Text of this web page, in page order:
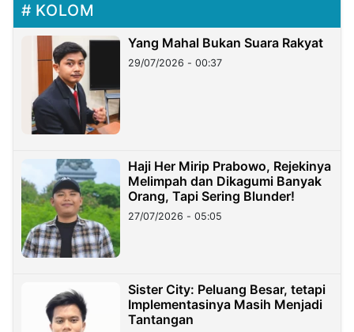
KOLOM
Yang Mahal Bukan Suara Rakyat
29/07/2026 - 00:37
Haji Her Mirip Prabowo, Rejekinya
Melimpah dan Dikagumi Banyak
Orang, Tapi Sering Blunder!
27/07/2026 - 05:05
Sister City: Peluang Besar, tetapi
Implementasinya Masih Menjadi
Tantangan